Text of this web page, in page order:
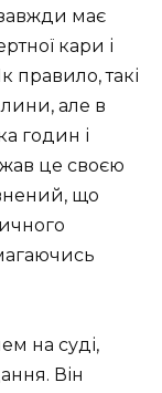
має
кари і
правило, такі
але в
годин і
це своєю
що
на суді,
Він